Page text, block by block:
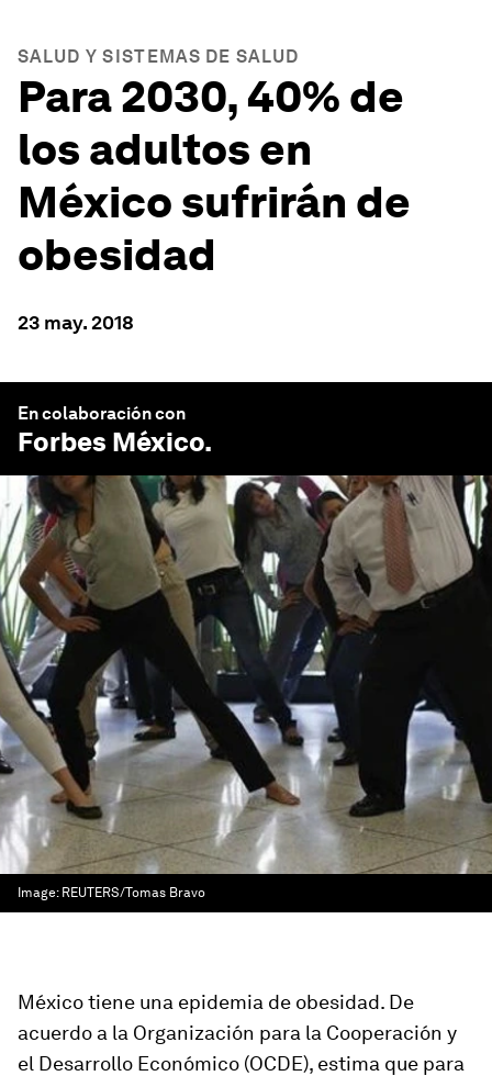
SALUD Y SISTEMAS DE SALUD
Para 2030, 40% de
los adultos en
México sufrirán de
obesidad
23 may. 2018
En colaboración con
Forbes México.
Image: REUTERS/Tomas Bravo
México tiene una epidemia de obesidad. De
acuerdo a la Organización para la Cooperación y
el Desarrollo Económico (OCDE), estima que para